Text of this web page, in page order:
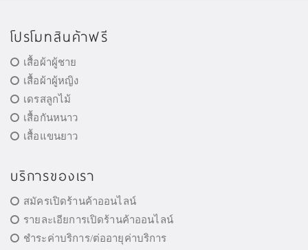
โปรโมทสินค้าฟรี
เสื้อผ้าผู้ชาย
เสื้อผ้าผู้หญิง
เดรสลูกไม้
เสื้อกันหนาว
เสื้อแขนยาว
บริการของเรา
สมัครเปิดร้านค้าออนไลน์
รายละเอียการเปิดร้านค้าออนไลน์
ชำระค่าบริการ/ต่ออายุค่าบริการ